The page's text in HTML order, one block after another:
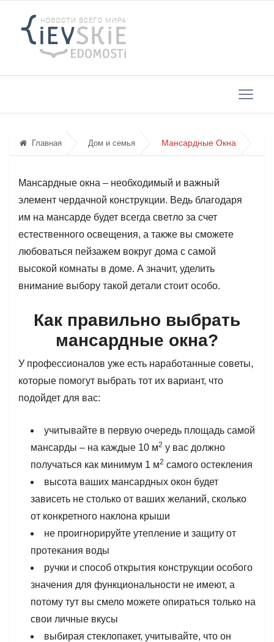
Главная Дом и семья Мансардные Окна
Мансардные окна – необходимый и важный
элемент чердачной конструкции. Ведь благодаря
им на мансарде будет всегда светло за счет
естественного освещения, а также вы сможете
любоваться пейзажем вокруг дома с самой
высокой комнаты в доме. А значит, уделить
внимание выбору такой детали стоит особо.
Как правильно выбрать
мансардные окна?
У профессионалов уже есть наработанные советы,
которые помогут выбрать тот их вариант, что
подойдет для вас:
учитывайте в первую очередь площадь самой
мансарды – на каждые 10 м2 у вас должно
получаться как минимум 1 м2 самого остекления
высота ваших мансардных окон будет
зависеть не столько от ваших желаний, сколько
от конкретного наклона крыши
не проигнорируйте утепление и защиту от
протекания воды
ручки и способ открытия конструкции особого
значения для функциональности не имеют, а
потому тут вы смело можете опираться только на
свои личные вкусы
выбирая стеклопакет, учитывайте, что он